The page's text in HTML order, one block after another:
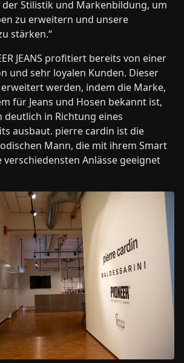
Stilistik und Markenbildung, um
zu erweitern und unsere
stärken.“
JEANS profitiert bereits von einer
und sehr loyalen Kunden. Dieser
werden, indem die Marke,
für Jeans und Hosen bekannt ist,
deutlich in Richtung eines
ausbaut. pierre cardin ist die
Mann, die mit ihrem Smart
verschiedensten Anlässe geeignet